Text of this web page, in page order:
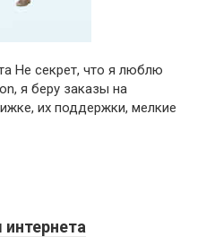
Не секрет, что я люблю
я беру заказы на
их поддержки, мелкие